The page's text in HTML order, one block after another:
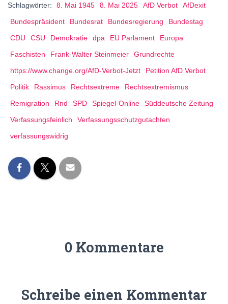
Schlagwörter: 8. Mai 1945 8. Mai 2025 AfD Verbot
AfDexit
Bundespräsident
Bundesrat Bundesregierung
Bundestag
CDU
CSU Demokratie dpa EU Parlament
Europa
Faschisten
Frank-Walter Steinmeier
Grundrechte
https://www.change.org/AfD-Verbot-Jetzt
Petition AfD Verbot
Politik
Rassimus Rechtsextreme
Rechtsextremismus
Remigration
Rnd SPD Spiegel-Online
Süddeutsche Zeitung
Verfassungsfeinlich
Verfassungsschutzgutachten
verfassungswidrig
0 Kommentare
Schreibe einen Kommentar